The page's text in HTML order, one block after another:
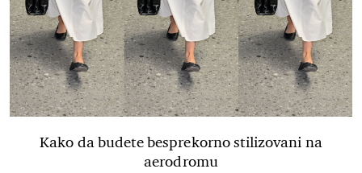
Kako da budete besprekorno stilizovani na
aerodromu